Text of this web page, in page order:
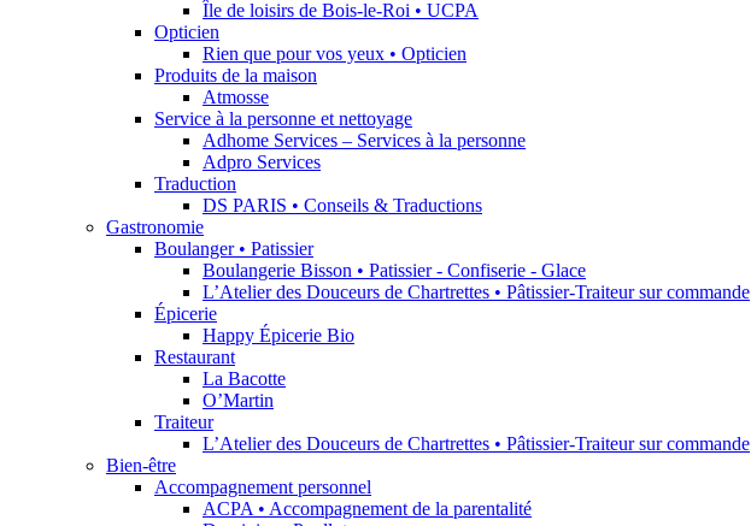
Île de loisirs de Bois-le-Roi • UCPA
Opticien
Rien que pour vos yeux • Opticien
Produits de la maison
Atmosse
Service à la personne et nettoyage
Adhome Services – Services à la personne
Adpro Services
Traduction
DS PARIS • Conseils & Traductions
Gastronomie
Boulanger • Patissier
Boulangerie Bisson • Patissier - Confiserie - Glace
L’Atelier des Douceurs de Chartrettes • Pâtissier-Traiteur sur commande
Épicerie
Happy Épicerie Bio
Restaurant
La Bacotte
O’Martin
Traiteur
L’Atelier des Douceurs de Chartrettes • Pâtissier-Traiteur sur commande
Bien-être
Accompagnement personnel
ACPA • Accompagnement de la parentalité